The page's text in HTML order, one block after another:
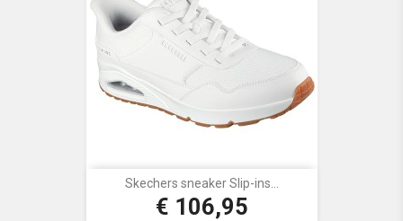
Skechers sneaker Slip-ins...
Prijs
€ 106,95